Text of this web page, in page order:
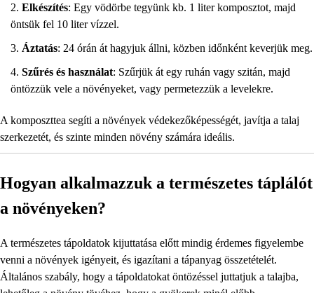
Elkészítés: Egy vödörbe tegyünk kb. 1 liter komposztot, majd
öntsük fel 10 liter vízzel.
Áztatás: 24 órán át hagyjuk állni, közben időnként keverjük meg.
Szűrés és használat: Szűrjük át egy ruhán vagy szitán, majd
öntözzük vele a növényeket, vagy permetezzük a levelekre.
A komposzttea segíti a növények védekezőképességét, javítja a talaj
szerkezetét, és szinte minden növény számára ideális.
Hogyan alkalmazzuk a természetes táplálót
a növényeken?
A természetes tápoldatok kijuttatása előtt mindig érdemes figyelembe
venni a növények igényeit, és igazítani a tápanyag összetételét.
Általános szabály, hogy a tápoldatokat öntözéssel juttatjuk a talajba,